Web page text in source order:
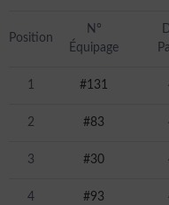
Position
N°
Équipage
1 #131
2 #83
3 #30
4 #93